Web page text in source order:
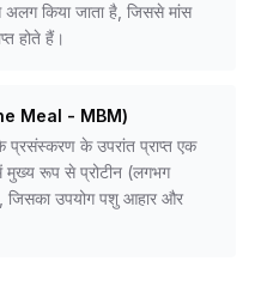
अलग किया जाता है, जिससे मांस
होते हैं।
Meal - MBM)
प्रसंस्करण के उपरांत प्राप्त एक
मुख्य रूप से प्रोटीन (लगभग
जिसका उपयोग पशु आहार और